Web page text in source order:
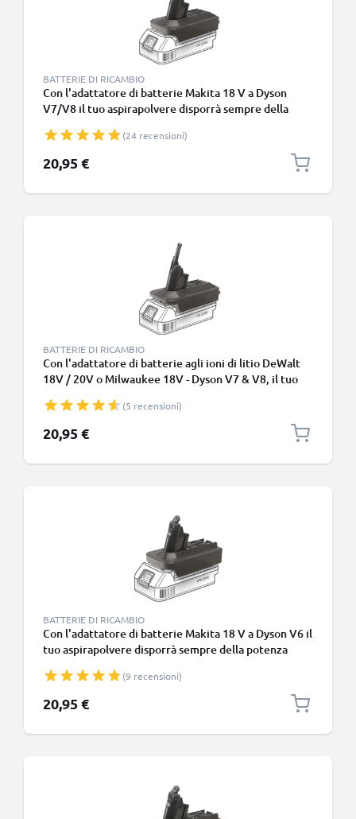
BATTERIE DI RICAMBIO
Con l'adattatore di batterie Makita 18 V a Dyson
V7/V8 il tuo aspirapolvere disporrà sempre della
(24 recensioni)
20,95 €
BATTERIE DI RICAMBIO
Con l'adattatore di batterie agli ioni di litio DeWalt
18V / 20V o Milwaukee 18V - Dyson V7 & V8, il tuo
necessaria per le sessioni di pulizia profonda
(5 recensioni)
20,95 €
BATTERIE DI RICAMBIO
Con l'adattatore di batterie Makita 18 V a Dyson V6 il
tuo aspirapolvere disporrà sempre della potenza
(9 recensioni)
20,95 €